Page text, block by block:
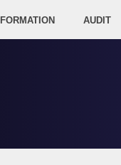
FORMATION AUDIT